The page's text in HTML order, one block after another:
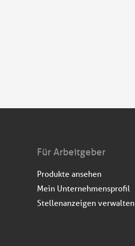
Für Arbeitgeber
Produkte ansehen
Mein Unternehmensprofil
Stellenanzeigen verwalten